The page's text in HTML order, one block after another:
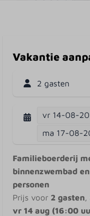
Vakantie
2 gasten
vr 14-08-
ma 17-08-
Familieboerderij
binnenzwembad
personen
Prijs voor 2 gasten,
vr 14 aug (16:00